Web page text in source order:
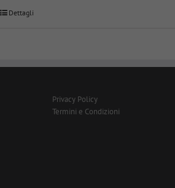
Dettagli
Privacy Policy
Termini e Condizioni